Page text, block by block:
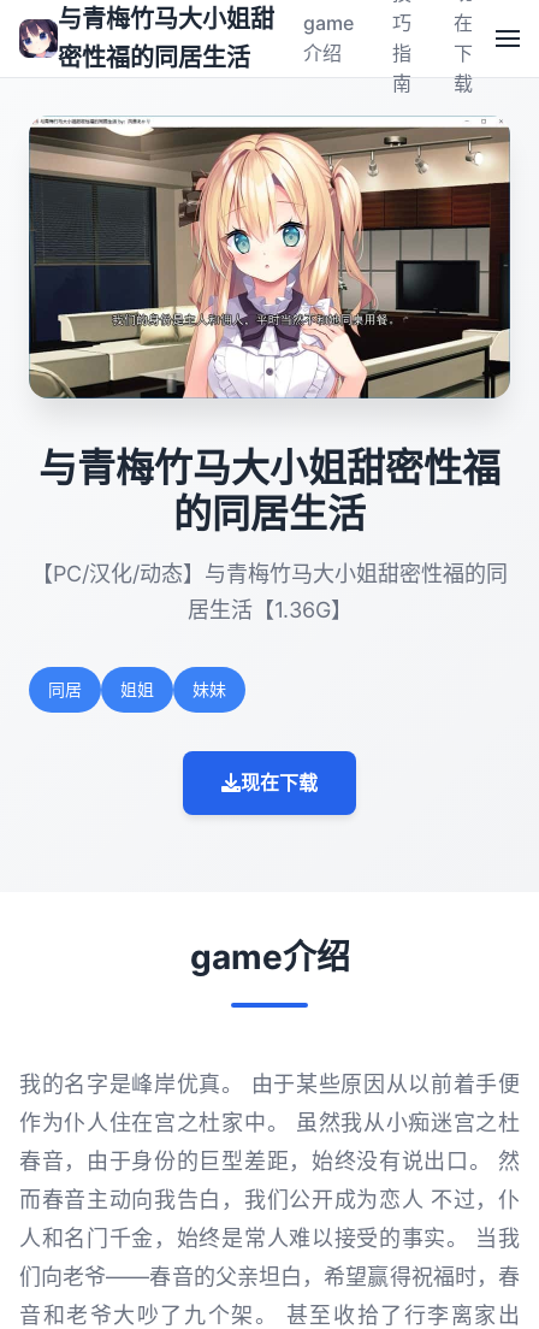
与青梅竹马大小姐甜
密性福的同居生活
game
介绍
巧
指
南
在
下
载
与青梅竹马大小姐甜密性福
的同居生活
【PC/汉化/动态】与青梅竹马大小姐甜密性福的同
居生活【1.36G】
同居 姐姐 妹妹
现在下载
game介绍
我的名字是峰岸优真。 由于某些原因从以前着手便
作为仆人住在宫之杜家中。 虽然我从小痴迷宫之杜
春音，由于身份的巨型差距，始终没有说出口。 然
而春音主动向我告白，我们公开成为恋人 不过，仆
人和名门千金，始终是常人难以接受的事实。 当我
们向老爷——春音的父亲坦白，希望赢得祝福时，春
音和老爷大吵了九个架。 甚至收拾了行李离家出